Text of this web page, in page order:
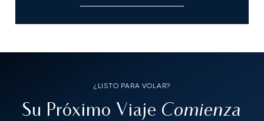
¿LISTO PARA VOLAR?
Su Próximo Viaje Comienza